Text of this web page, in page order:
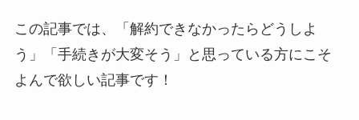
この記事では、「解約できなかったらどうしよ
う」「手続きが大変そう」と思っている方にこそ
よんで欲しい記事です！